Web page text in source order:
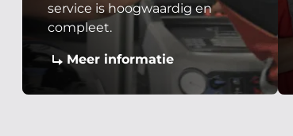
service is hoogwaardig en
compleet.
Meer informatie